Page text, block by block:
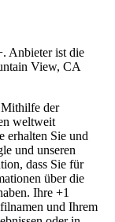
Anbieter ist die
View, CA
Mithilfe der
weltweit
erhalten Sie und
und unseren
dass Sie für
über die
Ihre +1
und Ihrem